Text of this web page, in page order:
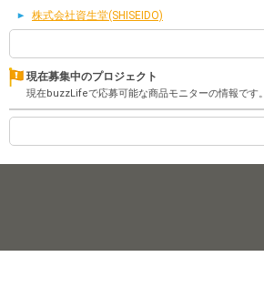
株式会社資生堂(SHISEIDO)
現在募集中のプロジェクト
現在buzzLifeで応募可能な商品モニターの情報です。